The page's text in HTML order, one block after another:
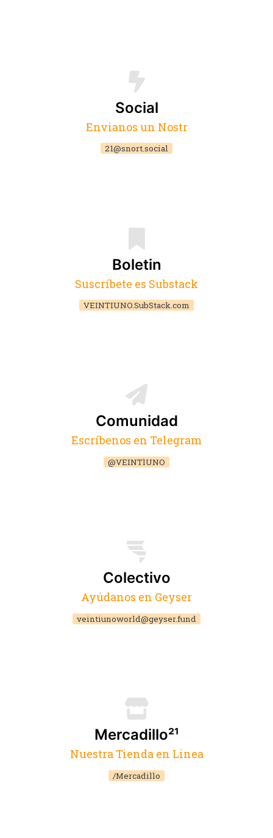
Social
Envianos un Nostr
21@snort.social
Boletin
Suscríbete es Substack
VEINTIUNO.SubStack.com
Comunidad
Escríbenos en Telegram
@VEINTlUNO
Colectivo
Ayúdanos en Geyser
veintiunoworld@geyser.fund
Mercadillo²¹
Nuestra Tienda en Linea
/Mercadillo